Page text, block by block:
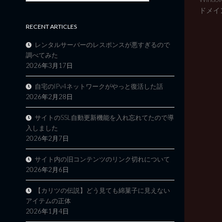
ドメイ
RECENT ARTICLES
レンタルサーバーのレスポンスが悪すぎるので
調べてみた
2026年3月17日
自宅のIPv4ネットワークがやっと復活した話
2026年2月28日
サイトのSSL自動更新機能を入れ忘れてたので導
入しました
2026年2月7日
サイト内の旧コンテンツのリンク切れについて
2026年2月6日
【カリツの伝説】どう見ても綿菓子に見えない
アイテムの正体
2026年1月4日